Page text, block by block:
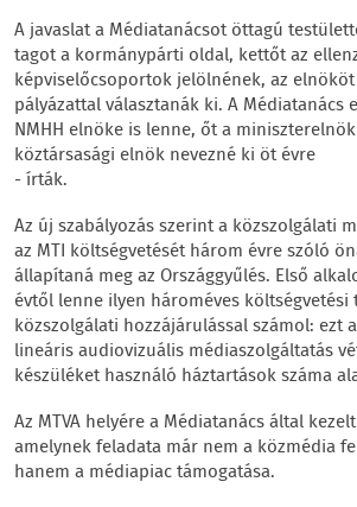
A javaslat a Médiatanácsot öttagú
tagot a kormánypárti oldal, kettőt az
képviselőcsoportok jelölnének, az
pályázattal választanák ki. A Médiatanács
NMHH elnöke is lenne, őt a
köztársasági elnök nevezné ki öt évre
- írták.
Az új szabályozás szerint a közszolgálati
az MTI költségvetését három évre szóló
állapítaná meg az Országgyűlés. Első
évtől lenne ilyen hároméves költségvetési
közszolgálati hozzájárulással számol: ezt
lineáris audiovizuális médiaszolgáltatás
készüléket használó háztartások száma
Az MTVA helyére a Médiatanács által
amelynek feladata már nem a közmédia
hanem a médiapiac támogatása.